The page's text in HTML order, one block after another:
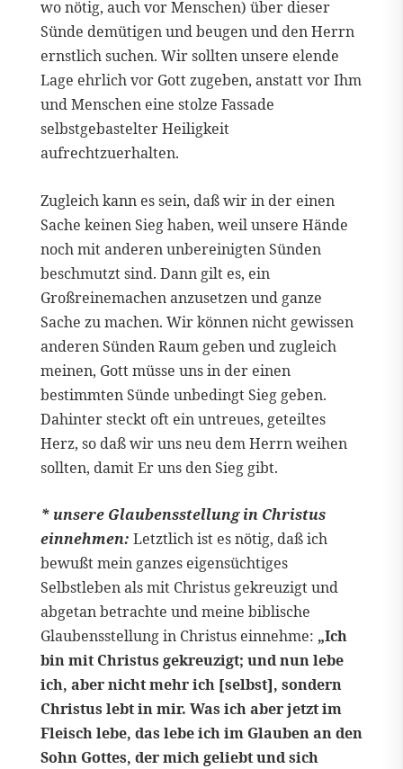
wo nötig, auch vor Menschen) über dieser
Sünde demütigen und beugen und den Herrn
ernstlich suchen. Wir sollten unsere elende
Lage ehrlich vor Gott zugeben, anstatt vor Ihm
und Menschen eine stolze Fassade
selbstgebastelter Heiligkeit
aufrechtzuerhalten.
Zugleich kann es sein, daß wir in der einen
Sache keinen Sieg haben, weil unsere Hände
noch mit anderen unbereinigten Sünden
beschmutzt sind. Dann gilt es, ein
Großreinemachen anzusetzen und ganze
Sache zu machen. Wir können nicht gewissen
anderen Sünden Raum geben und zugleich
meinen, Gott müsse uns in der einen
bestimmten Sünde unbedingt Sieg geben.
Dahinter steckt oft ein untreues, geteiltes
Herz, so daß wir uns neu dem Herrn weihen
sollten, damit Er uns den Sieg gibt.
* unsere Glaubensstellung in Christus
einnehmen: Letztlich ist es nötig, daß ich
bewußt mein ganzes eigensüchtiges
Selbstleben als mit Christus gekreuzigt und
abgetan betrachte und meine biblische
Glaubensstellung in Christus einnehme: „Ich
bin mit Christus gekreuzigt; und nun lebe
ich, aber nicht mehr ich [selbst], sondern
Christus lebt in mir. Was ich aber jetzt im
Fleisch lebe, das lebe ich im Glauben an den
Sohn Gottes, der mich geliebt und sich